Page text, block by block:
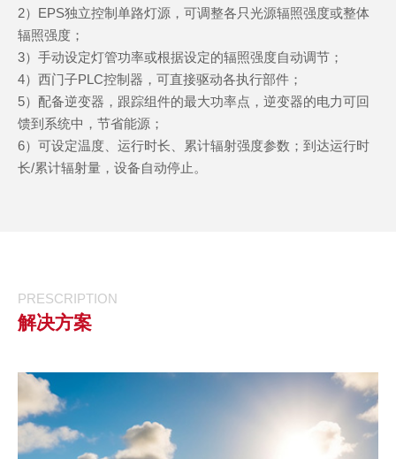
2） EPS独立控制单路灯源，可调整各只光源辐照强度或整体
辐照强度；
3）手动设定灯管功率或根据设定的辐照强度自动调节；
4）西门子PLC控制器，可直接驱动各执行部件；
5）配备逆变器，跟踪组件的最大功率点，逆变器的电力可回
馈到系统中，节省能源；
6）可设定温度、运行时长、累计辐射强度参数；到达运行时
长/累计辐射量，设备自动停止。
PRESCRIPTION
解决方案